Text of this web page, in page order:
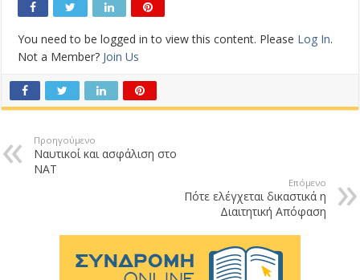
You need to be logged in to view this content. Please Log In.
Not a Member? Join Us
Προηγούμενο
Ναυτικοί και ασφάλιση στο
ΝΑΤ
Επόμενο
Πότε ελέγχεται δικαστικά η
Διαιτητική Απόφαση